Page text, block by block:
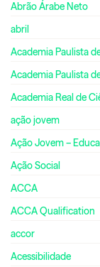
Abrão Árabe Neto
abril
Academia Paulista
Academia Paulista
Academia Real de
ação jovem
Ação Jovem –
Ação Social
ACCA
ACCA Qualification
accor
Acessibilidade